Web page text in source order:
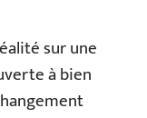
sur une
à bien